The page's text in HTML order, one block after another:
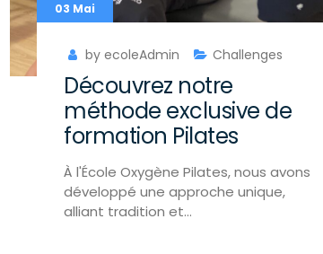
03 Mai
by ecoleAdmin Challenges
Découvrez notre
méthode exclusive de
formation Pilates
À l'École Oxygène Pilates, nous avons
développé une approche unique,
alliant tradition et…